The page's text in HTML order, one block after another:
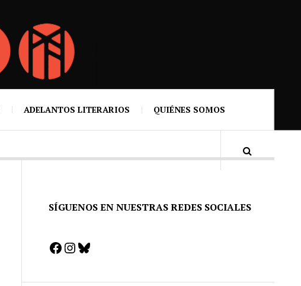
ADELANTOS LITERARIOS QUIÉNES SOMOS
SÍGUENOS EN NUESTRAS REDES SOCIALES
Facebook
Instagram
Bluesky